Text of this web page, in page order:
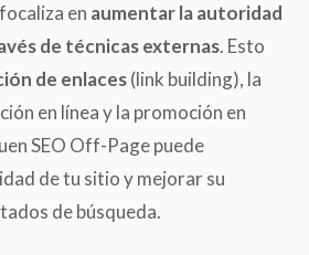
en aumentar la autoridad
de técnicas externas. Esto
de enlaces(link building), la
en línea y la promoción en
SEO Off-Page puede
de tu sitio y mejorar su
de búsqueda.